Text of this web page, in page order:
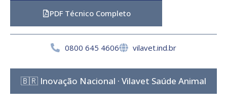
PDF Técnico Completo
0800 645 4606 vilavet.ind.br
🇧🇷 Inovação Nacional · Vilavet Saúde Animal